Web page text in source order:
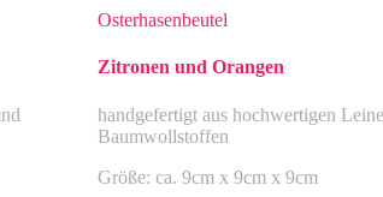
Osterhasenbeutel
Zitronen und Orangen
handgefertigt aus hochwertigen
Baumwollstoffen
Größe: ca. 9cm x 9cm x 9cm